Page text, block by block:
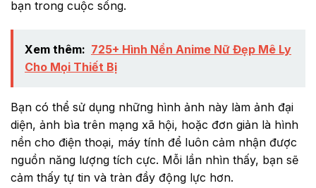
bạn trong cuộc sống.
Xem thêm: 725+ Hình Nền Anime Nữ Đẹp Mê Ly
Cho Mọi Thiết Bị
Bạn có thể sử dụng những hình ảnh này làm ảnh đại
diện, ảnh bìa trên mạng xã hội, hoặc đơn giản là hình
nền cho điện thoại, máy tính để luôn cảm nhận được
nguồn năng lượng tích cực. Mỗi lần nhìn thấy, bạn sẽ
cảm thấy tự tin và tràn đầy động lực hơn.